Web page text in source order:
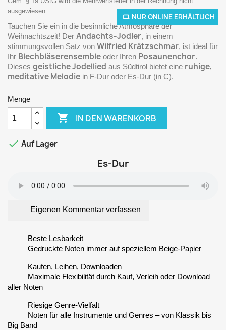
NUR ONLINE ERHÄLTLICH
ausgewiesen.
Tauchen Sie ein in die besinnliche Atmosphäre der
Weihnachtszeit! Der Andachts-Jodler, in einem
stimmungsvollen Satz von Wilfried Krätzschmar, ist ideal für
Ihr Blechbläserensemble oder Ihren Posaunenchor.
Dieses geistliche Jodellied aus Südtirol bietet eine ruhige,
meditative Melodie in F-Dur oder Es-Dur (in C).
Menge
 IN DEN WARENKORB
 Auf Lager
Es-Dur
Eigenen Kommentar verfassen
Beste Lesbarkeit
Gedruckte Noten immer auf speziellem Beige-Papier
Kaufen, Leihen, Downloaden
Maximale Flexibilität durch Kauf, Verleih oder Download
aller Noten
Riesige Genre-Vielfalt
Noten für alle Instrumente und Genres – von Klassik bis
Big Band